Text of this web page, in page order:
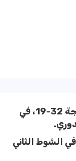
حقق الفريق الأول لكرة اليد سيدات بالنادي الأهلي الفوز على الجزيرة، بنتيجة 32-19، في
من المباراة بتقدم الأهلي على الجزيرة بنتيجة 13-8، وفي الشوط الثاني